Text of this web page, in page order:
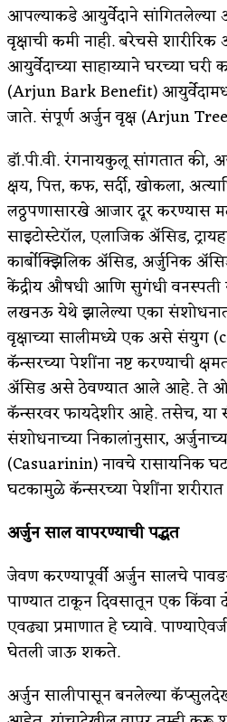
आपल्याकडे आयुर्वेदाने
वृक्षाची कमी नाही. बरेचसे
आयुर्वेदाच्या साहाय्याने घरच्या
(Arjun Bark Benefit)
जाते. संपूर्ण अर्जुन वृक्ष (Arjun
डॉ.पी.वी. रंगनायकुलू सांगतात की,
क्षय, पित्त, कफ, सर्दी, खोकला,
लठ्ठपणासारखे आजार दूर करण्यास
साइटोस्टेरॉल, एलाजिक ॲ‍सिड,
कार्बोक्झिलिक ॲ‍सिड, अर्जुनिक
केंद्रीय औषधी आणि सुगंधी
लखनऊ येथे झालेल्या एका
वृक्षाच्या सालीमध्ये एक असे संयुग
कॅन्सरच्या पेशींना नष्ट करण्याची
ॲ‍सिड असे ठेवण्यात आले आहे. ते
कॅन्सरवर फायदेशीर आहे. तसेच, या
संशोधनाच्या निकालांनुसार,
(Casuarinin) नावचे रासायनिक
घटकामुळे कॅन्सरच्या पेशींना
अर्जुन साल वापरण्याची पद्धत
जेवण करण्यापूर्वी अर्जुन सालचे
पाण्यात टाकून दिवसातून एक किंवा
एवढ्या प्रमाणात हे घ्यावे.
घेतली जाऊ शकते.
अर्जुन सालीपासून बनलेल्या